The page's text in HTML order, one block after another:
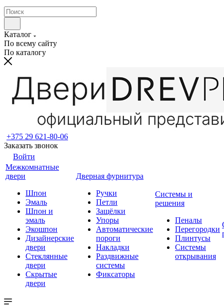
Каталог
По всему сайту
По каталогу
+375 29 621-80-06
Заказать звонок
Войти
Межкомнатные
двери
Шпон
Эмаль
Шпон и
эмаль
Экошпон
Дизайнерские
двери
Стеклянные
двери
Скрытые
двери
Дверная фурнитура
Ручки
Петли
Защёлки
Упоры
Автоматические
пороги
Накладки
Раздвижные
системы
Фиксаторы
Системы и
решения
Пеналы
Перегородки
Плинтусы
Системы
открывания